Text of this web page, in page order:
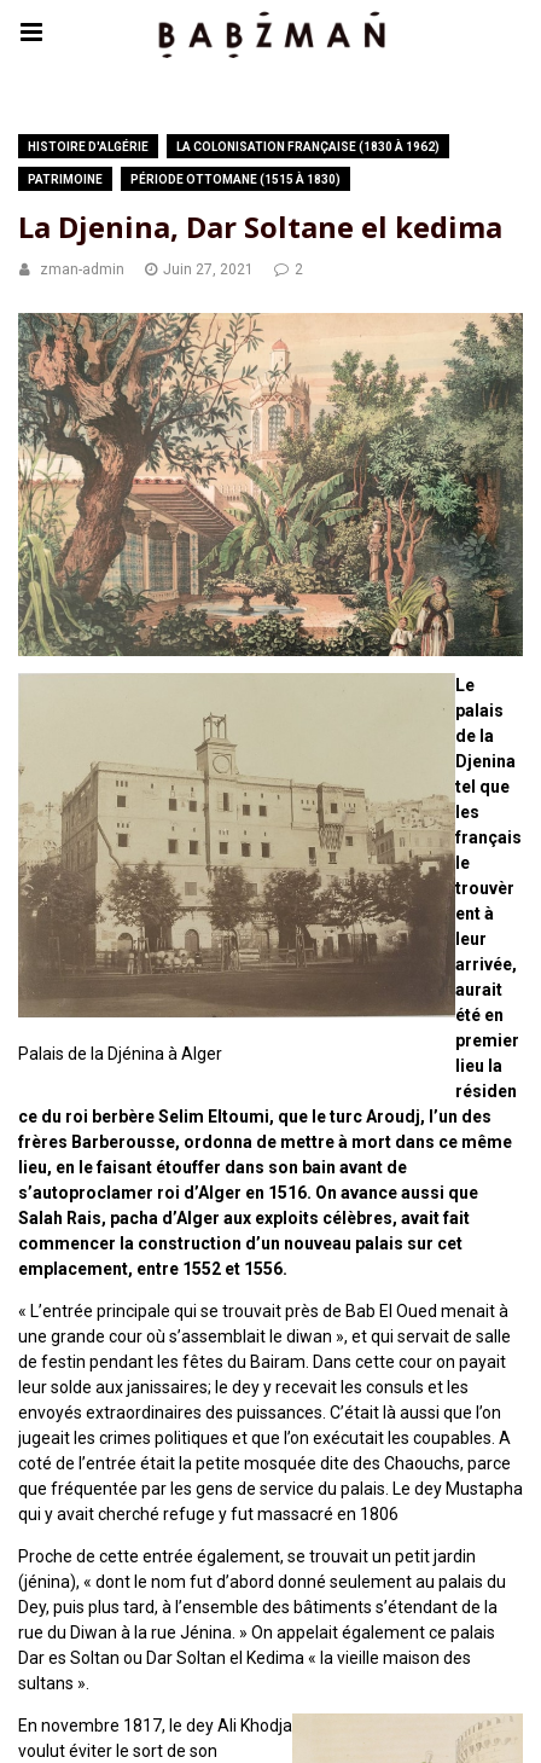
HISTOIRE D'ALGÉRIE LA COLONISATION FRANÇAISE (1830 À 1962)
PATRIMOINE PÉRIODE OTTOMANE (1515 À 1830)
La Djenina, Dar Soltane el kedima
zman-admin Juin 27, 2021 2
Palais de la Djénina à Alger
Le
palais
de la
Djenina
tel que
les
français
le
trouvèr
ent à
leur
arrivée,
aurait
été en
premier
lieu la
résiden
ce du roi berbère Selim Eltoumi, que le turc Aroudj, l’un des
frères Barberousse, ordonna de mettre à mort dans ce même
lieu, en le faisant étouffer dans son bain avant de
s’autoproclamer roi d’Alger en 1516. On avance aussi que
Salah Rais, pacha d’Alger aux exploits célèbres, avait fait
commencer la construction d’un nouveau palais sur cet
emplacement, entre 1552 et 1556.
« L’entrée principale qui se trouvait près de Bab El Oued menait à
une grande cour où s’assemblait le diwan », et qui servait de salle
de festin pendant les fêtes du Bairam. Dans cette cour on payait
leur solde aux janissaires; le dey y recevait les consuls et les
envoyés extraordinaires des puissances. C’était là aussi que l’on
jugeait les crimes politiques et que l’on exécutait les coupables. A
coté de l’entrée était la petite mosquée dite des Chaouchs, parce
que fréquentée par les gens de service du palais. Le dey Mustapha
qui y avait cherché refuge y fut massacré en 1806
Proche de cette entrée également, se trouvait un petit jardin
(jénina), « dont le nom fut d’abord donné seulement au palais du
Dey, puis plus tard, à l’ensemble des bâtiments s’étendant de la
rue du Diwan à la rue Jénina. » On appelait également ce palais
Dar es Soltan ou Dar Soltan el Kedima « la vieille maison des
sultans ».
En novembre 1817, le dey Ali Khodja
voulut éviter le sort de son